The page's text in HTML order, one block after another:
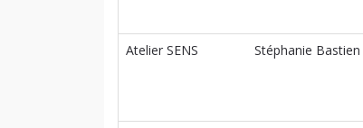
Atelier SENS Stéphanie Bastien